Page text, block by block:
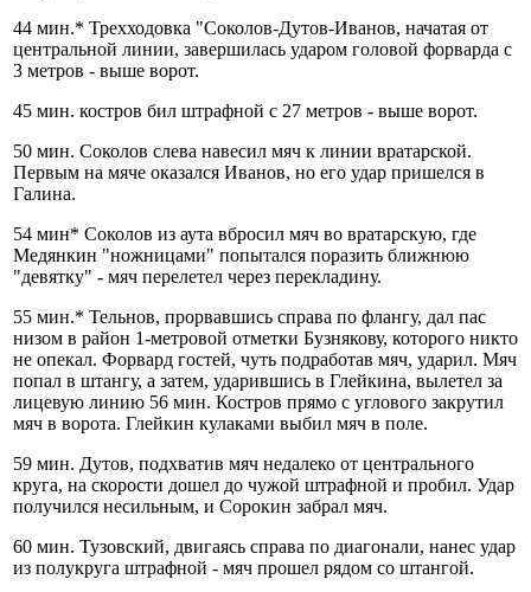
44 мин.* Трехходовка "Соколов-Дутов-Иванов, начатая от
центральной линии, завершилась ударом головой форварда с
3 метров - выше ворот.
45 мин. костров бил штрафной с 27 метров - выше ворот.
50 мин. Соколов слева навесил мяч к линии вратарской.
Первым на мяче оказался Иванов, но его удар пришелся в
Галина.
54 мин* Соколов из аута вбросил мяч во вратарскую, где
Медянкин "ножницами" попытался поразить ближнюю
"девятку" - мяч перелетел через перекладину.
55 мин.* Тельнов, прорвавшись справа по флангу, дал пас
низом в район 1-метровой отметки Бузнякову, которого никто
не опекал. Форвард гостей, чуть подработав мяч, ударил. Мяч
попал в штангу, а затем, ударившись в Глейкина, вылетел за
лицевую линию 56 мин. Костров прямо с углового закрутил
мяч в ворота. Глейкин кулаками выбил мяч в поле.
59 мин. Дутов, подхватив мяч недалеко от центрального
круга, на скорости дошел до чужой штрафной и пробил. Удар
получился несильным, и Сорокин забрал мяч.
60 мин. Тузовский, двигаясь справа по диагонали, нанес удар
из полукруга штрафной - мяч прошел рядом со штангой.